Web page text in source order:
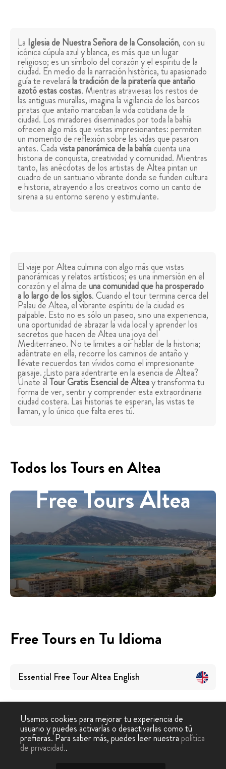
La Iglesia de Nuestra Señora de la Consolación, con su
icónica cúpula azul y blanca, es más que un lugar
religioso; es un símbolo del corazón y el espíritu de la
ciudad. En medio de la narración histórica, tu apasionado
guía te revelarála tradición de la piratería que antaño
azotó estas costas. Mientras atraviesas los restos de
las antiguas murallas, imagina la vigilancia de los barcos
piratas que antaño marcaban la vida cotidiana de la
ciudad. Los miradores diseminados por toda la bahía
ofrecen algo más que vistas impresionantes: permiten
un momento de reflexión sobre las vidas que pasaron
antes. Cadavista panorámica de la bahíacuenta una
historia de conquista, creatividad y comunidad. Mientras
tanto, las anécdotas de los artistas de Altea pintan un
cuadro de un santuario vibrante donde se funden cultura
e historia, atrayendo a los creativos como un canto de
sirena a su entorno sereno y estimulante.
El viaje por Altea culmina con algo más que vistas
panorámicas y relatos artísticos; es una inmersión en el
corazón y el alma deuna comunidad que ha prosperado
a lo largo de los siglos. Cuando el tour termina cerca del
Palau de Altea, el vibrante espíritu de la ciudad es
palpable. Esto no es sólo un paseo, sino una experiencia,
una oportunidad de abrazar la vida local y aprender los
secretos que hacen de Altea una joya del
Mediterráneo. No te limites a oír hablar de la historia;
adéntrate en ella, recorre los caminos de antaño y
llévate recuerdos tan vívidos como el impresionante
paisaje. ¿Listo para adentrarte en la esencia de Altea?
Únete alTour Gratis Esencial de Alteay transforma tu
forma de ver, sentir y comprender esta extraordinaria
ciudad costera. Las historias te esperan, las vistas te
llaman, y lo único que falta eres tú.
Todos los Tours en Altea
Free Tours Altea
Free Tours en Tu Idioma
Essential Free Tour Altea English
Tour
Gratis - Altea
Tour Gratis Altea
Usamos cookies para mejorar tu experiencia de
usuario y puedes activarlas o desactivarlas como tú
prefieras. Para saber más, puedes leer nuestrapolítica
de privacidad..